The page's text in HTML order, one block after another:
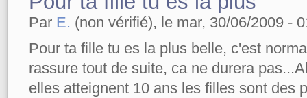
Par E. (non vérifié), le mar, 30/06/2009 -
Pour ta fille tu es la plus belle, c'est
rassure tout de suite, ca ne durera
elles atteignent 10 ans les filles sont des